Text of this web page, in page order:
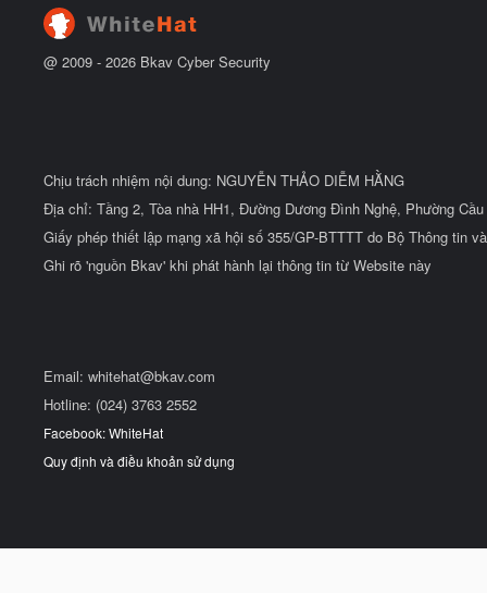
@ 2009 - 2026 Bkav Cyber Security
Chịu trách nhiệm nội dung: NGUYỄN THẢO DIỄM HẰNG
Địa chỉ: Tầng 2, Tòa nhà HH1, Đường Dương Đình Nghệ, Phường
Giấy phép thiết lập mạng xã hội số 355/GP-BTTTT do Bộ Thông tin
Ghi rõ 'nguồn Bkav' khi phát hành lại thông tin từ Website này
Email: whitehat@bkav.com
Hotline: (024) 3763 2552
Facebook: WhiteHat
Quy định và điều khoản sử dụng